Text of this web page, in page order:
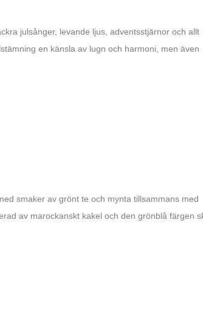
julsånger, levande ljus, adventsstjärnor och allt
en känsla av lugn och harmoni, men även
smaker av grönt te och mynta tillsammans med
av marockanskt kakel och den grönblå färgen